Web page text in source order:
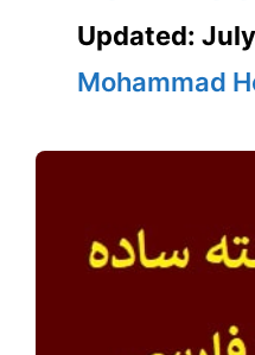
Updated:
Mohammad